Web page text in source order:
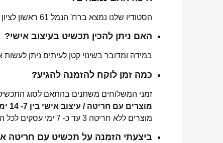
הסטודיו שלנו נמצא ברח' הנמל 61 ראשון לציון מכאן ניתן לאסוף הזמנות, לתקן או להחליף מידה.
האם ניתן להכין תכשיט בעיצוב אישי?
במידה ומדובר בשינוי קטן לעיתים ניתן
כמה זמן לוקח להזמנה להגיע?
זמני המשלוחים משתנים בהתאם לסוג
מוצרים עם חריטה / עיצוב אישי בין 7- 14 ימי עסקים לכל הארץ.
מוצרים ללא חריטה 3 עד כ- 7 ימי עסקים לכל הארץ.
ביצעתי הזמנה על תכשיט עם חריטה